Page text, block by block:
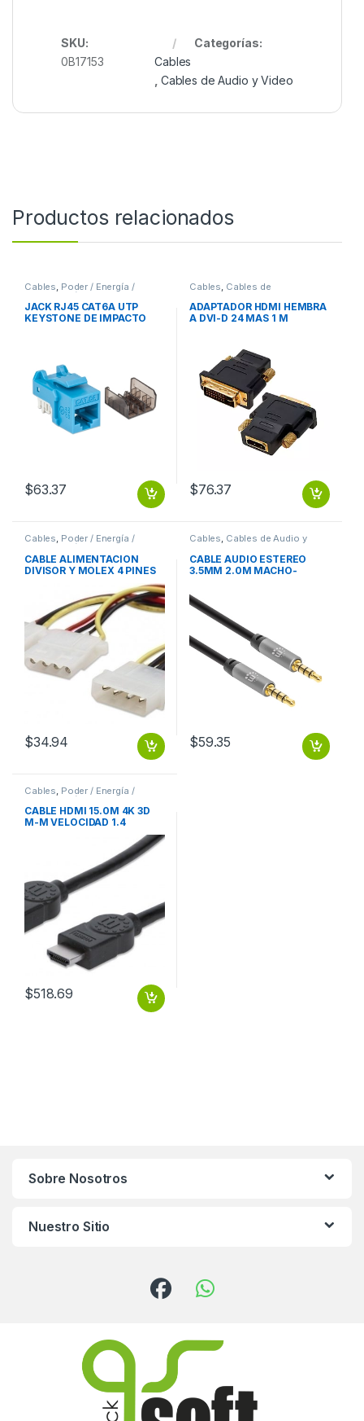
SKU:
0B17153
Categorías:
Cables
Cables de Audio y Video
Productos relacionados
Cables Poder / Energía /
Alimentación
JACK RJ45 CAT6A UTP
KEYSTONE DE IMPACTO
$63.37
Cables Cables de
Computadora
ADAPTADOR HDMI HEMBRA
A DVI-D 24 MAS 1 M
$76.37
Cables, Poder / Energía /
Alimentación
CABLE ALIMENTACION
DIVISOR Y MOLEX 4 PINES
MOLEX 4 PINES A DUAL
MOLEX HEMBRA
$34.94
Cables, Cables de Audio y
CABLE AUDIO ESTEREO
3.5MM 2.0M MACHO-
$59.35
Cables Poder / Energía /
Alimentación
CABLE HDMI 15.0M 4K 3D
M-M VELOCIDAD 1.4
MONITOR TV PROYECTOR
VELOCIDAD 1.4 MONITOR
$518.69
Sobre Nosotros
Nuestro Sitio